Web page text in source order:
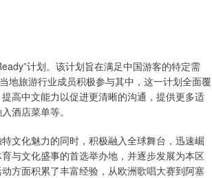
计划。该计划旨在满足中国游客的特定需
地旅游行业成员积极参与其中，这一计划全面覆
高中文能力以促进更清晰的沟通，提供更多适
酒店菜单等。
文化魅力的同时，积极融入全球舞台，迅速崛
与文化盛事的首选举办地，并逐步发展为本区
方面积累了丰富经验，从欧洲歌唱大赛到阿塞